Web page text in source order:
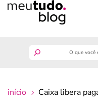
início Caixa libera